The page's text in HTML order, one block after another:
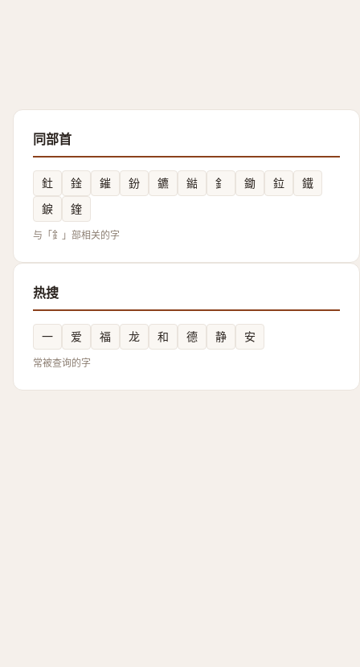
同部首
釷 鍂 鏙 鈖 鑣 鐑 釒 鋤 鉝
鐵
錑
鍷
与「釒」部相关的字
热搜
一 爱 福 龙 和 德 静 安
常被查询的字